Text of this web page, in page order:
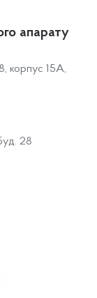
апарату
корпус 15А,
28